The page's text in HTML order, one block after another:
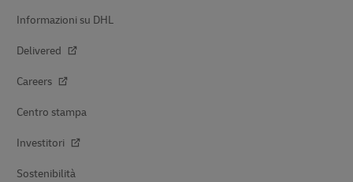
Informazioni su DHL
Delivered
Careers
Centro stampa
Investitori
Sostenibilità